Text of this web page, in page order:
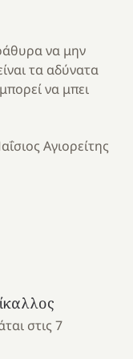
να μην
τα αδύνατα
να μπει
Αγιορείτης
στις 7